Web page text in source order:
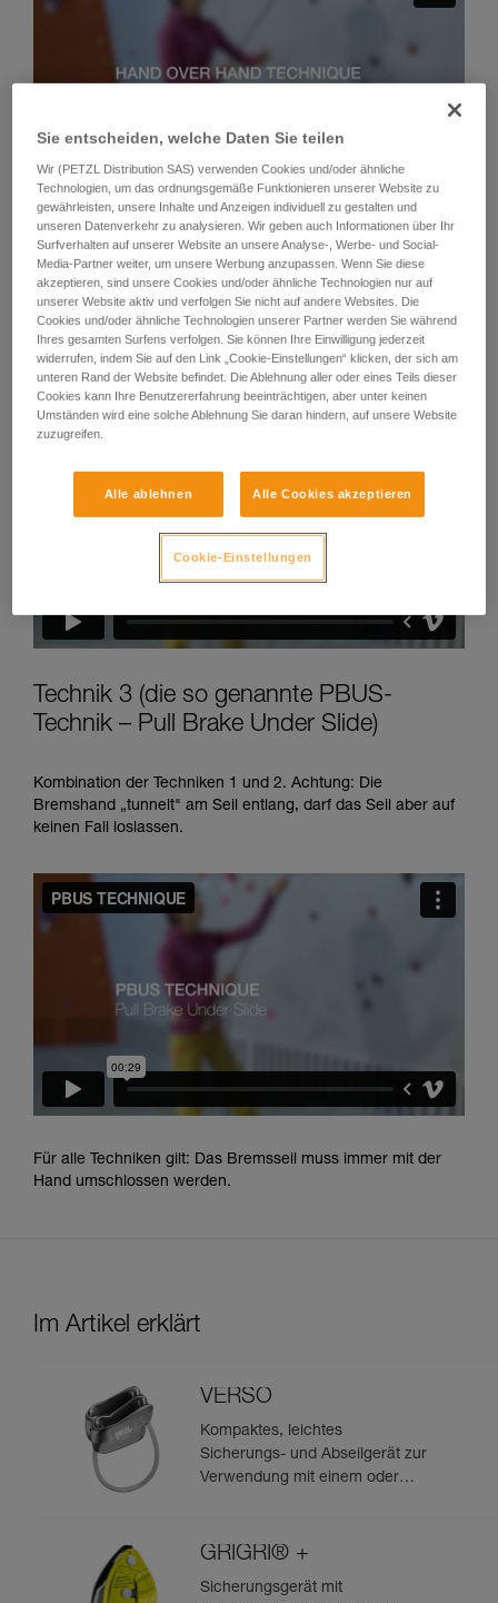
Wir geben Beispiele für die mit Ihrer Aktivität
verbundenen Techniken. Möglicherweise gibt es
noch andere Techniken, die hier nicht
beschrieben werden.
Technik 2: „Tunneln"
Diese Technik wird empfohlen, um schnell eine große Menge
Seil einzuziehen oder wenn das zum Kletterer gerichtete Seil
nicht gestrafft ist. Achtung: Die Bremshand „tunnelt" am Seil
entlang, darf das Seil aber auf keinen Fall loslassen.
Technik 3 (die so genannte PBUS-
Technik – Pull Brake Under Slide)
Kombination der Techniken 1 und 2. Achtung: Die
Bremshand „tunnelt" am Seil entlang, darf das Seil aber auf
keinen Fall loslassen.
Für alle Techniken gilt: Das Bremsseil muss immer mit der
Hand umschlossen werden.
Im Artikel erklärt
VERSO
Kompaktes, leichtes
Sicherungs- und Abseilgerät zur
Verwendung mit einem oder
GRIGRI® +
Sicherungsgerät mit
Sie entscheiden, welche Daten Sie teilen
Wir (PETZL Distribution SAS) verwenden Cookies und/oder ähnliche
Technologien, um das ordnungsgemäße Funktionieren unserer Website zu
gewährleisten, unsere Inhalte und Anzeigen individuell zu gestalten und
unseren Datenverkehr zu analysieren. Wir geben auch Informationen über Ihr
Surfverhalten auf unserer Website an unsere Analyse-, Werbe- und Social-
Media-Partner weiter, um unsere Werbung anzupassen. Wenn Sie diese
akzeptieren, sind unsere Cookies und/oder ähnliche Technologien nur auf
unserer Website aktiv und verfolgen Sie nicht auf andere Websites. Die
Cookies und/oder ähnliche Technologien unserer Partner werden Sie während
Ihres gesamten Surfens verfolgen. Sie können Ihre Einwilligung jederzeit
widerrufen, indem Sie auf den Link „Cookie-Einstellungen“ klicken, der sich am
unteren Rand der Website befindet. Die Ablehnung aller oder eines Teils dieser
Cookies kann Ihre Benutzererfahrung beeinträchtigen, aber unter keinen
Umständen wird eine solche Ablehnung Sie daran hindern, auf unsere Website
zuzugreifen.
Alle ablehnen Alle Cookies akzeptieren
Cookie-Einstellungen